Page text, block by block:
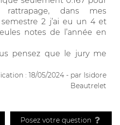
dans mes
2 j’ai eu un 4 et
notes de l’année en
pensez que le jury me
: 18/05/2024 - par Isidore
Beautrelet
Posez votre question